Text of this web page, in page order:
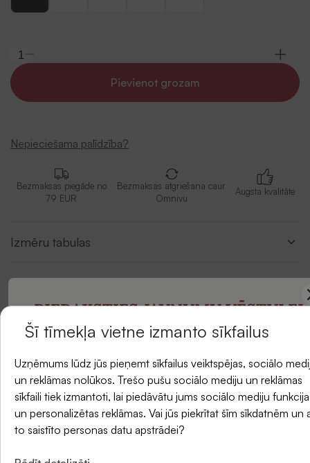
Pievienot grozam
Nepieciešama palīdzība?
Bezmaksas piegāde no
79 EUR
Bezmaksas atgriešana caur
Omnivu
Augsta kvalitāte
Izmēru tabulas
Apraksts
Atlikums veikalos
Piegādes metodes
Atsauksmes
PIERAKSTIES JAUNUMU VĒSTULEI
pasūtījumam.
E-pasts
Šī tīmekļa vietne izmanto sīkfailus
Uzņēmums lūdz jūs pieņemt sīkfailus veiktspējas, sociālo
un reklāmas nolūkos. Trešo pušu sociālo mediju un reklāmas
sīkfaili tiek izmantoti, lai piedāvātu jums sociālo mediju
un personalizētas reklāmas. Vai jūs piekrītat šīm sīkdatnēm un
to saistīto personas datu apstrādei?